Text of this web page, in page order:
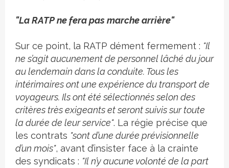
"La RATP ne fera pas marche arrière"
Sur ce point, la RATP dément fermement : "Il
ne s’agit aucunement de personnel lâché du jour
au lendemain dans la conduite. Tous les
intérimaires ont une expérience du transport de
voyageurs. Ils ont été sélectionnés selon des
critères très exigeants et seront suivis sur toute
la durée de leur service". La régie précise que
les contrats "sont d’une durée prévisionnelle
d’un mois", avant d’insister face à la crainte
des syndicats : "Il n’y aucune volonté de la part